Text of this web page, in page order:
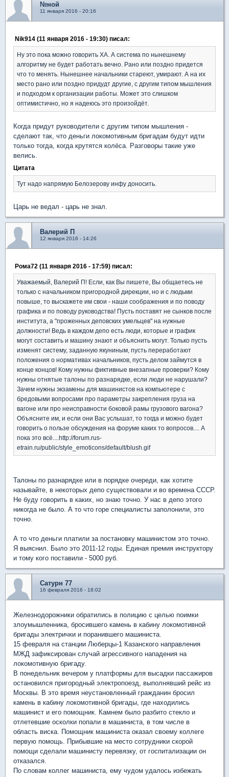
№ной
11 января 2016 - 20:16
Nik914 (11 января 2016 - 19:30) писал:
Ну это пока можно говорить ХА. А система по нынешнему
алгоритму не будет работать вечно. Рано или поздно придется
что то менять. Нынешнее начальники стареют, умирают. А на их
место рано или поздно придудт другие, с другим типом мышления
и подходом к организации работы. Может это слишком
оптимистично, но я надеюсь это произойдёт.
Когда придут руководители с другим типом мышления -
сделают так, что деньги локомотивным бригадам будут идти
только тогда, когда крутятся колёса. Разговоры такие уже
велись.
Цитата
Тут надо напрямую Белозерову инфу доносить.
Царь не ведал - царь не знал.
Валерий П
12 января 2016 - 14:26
Рома72 (11 января 2016 - 17:59) писал:
Уважаемый, Валерий П! Если, как Вы пишете, Вы общаетесь не
только с начальником пригородной дирекции, но и с людьми
повыше, то выскажете им свои - наши соображения и по поводу
графика и по поводу руководства! Пусть поставят не сынков после
института, а "проженных деповских умельцев" на нужные
должности! Ведь в каждом депо есть люди, которые и график
могут составить и машину знают и объяснить могут. Только пусть
изменят систему, заданную якуниным, пусть переработают
положения о нормативах начальников, пусть делом займутся в
конце концов! Кому нужны фиктивные внезапные проверки? Кому
нужны отнятые талоны по разнарядке, если люди не нарушали?
Зачем нужны экзамены для машинистов на компьютере с
бредовыми вопросами про параметры закрепления груза на
вагоне или про неисправности боковой рамы грузового вагона?
Объясните им, и если они Вас услышат, то тогда и можно будет
говорить о пользе обсуждения на форуме каких то вопросов.... А
пока это всё....http://forum.rus-
etrain.ru/public/style_emoticons/default/blush.gif
Талоны по разнарядке или в порядке очереди, как хотите
называйте, в некоторых депо существовали и во времена СССР.
Не буду говорить в каких, но знаю точно. У нас в депо этого
никогда не было. А то что горе специалисты заполонили, это
точно.
А то что деньги платили за постановку машинистом это точно.
Я выяснил. Было это 2011-12 годы. Единая премия инструктору
и тому кого поставили - 5000 руб.
Сатурн 77
16 февраля 2016 - 18:02
Железнодорожники обратились в полицию с целью поимки
злоумышленника, бросившего камень в кабину локомотивной
бригады электрички и поранившего машиниста.
15 февраля на станции Люберцы-1 Казанского направления
МЖД зафиксирован случай агрессивного нападения на
локомотивную бригаду.
В понедельник вечером у платформы для высадки пассажиров
остановился пригородный электропоезд, выполнявший рейс из
Москвы. В это время неустановленный гражданин бросил
камень в кабину локомотивной бригады, где находились
машинист и его помощник. Камнем было разбито стекло и
отлетевшие осколки попали в машиниста, в том числе в
область виска. Помощник машиниста оказал своему коллеге
первую помощь. Прибывшие на место сотрудники скорой
помощи сделали машинисту перевязку, от госпитализации он
отказался.
По словам коллег машиниста, ему чудом удалось избежать